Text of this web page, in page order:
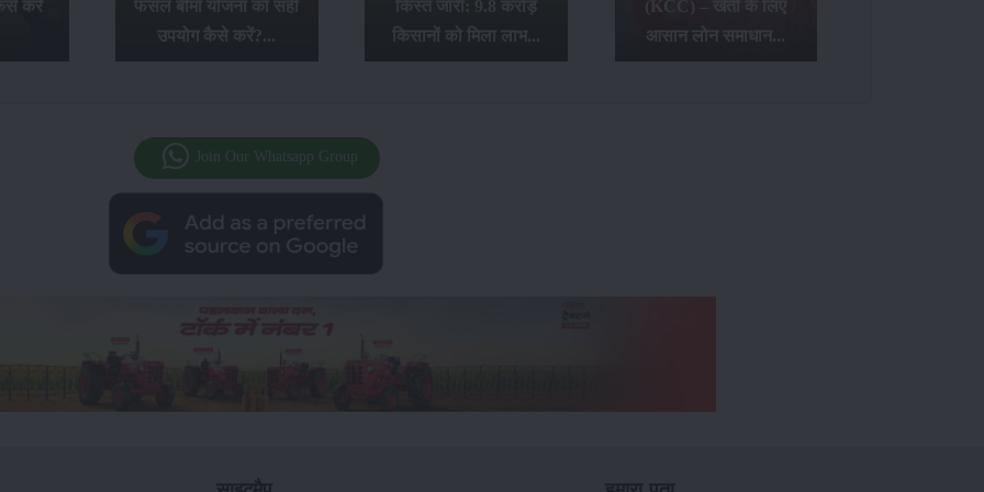
करें
फसल बीमा योजना का सही
उपयोग कैसे करें?...
किस्त जारी: 9.8 करोड़
किसानों को मिला लाभ...
(KCC) – खेती के लिए
आसान लोन समाधान...
Join Our Whatsapp Group